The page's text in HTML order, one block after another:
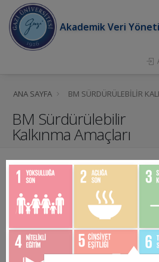
Akademik Veri
ANA SAYFA BM SÜRDÜRÜLEBILIR
BM Sürdürülebilir
Kalkınma Amaçları